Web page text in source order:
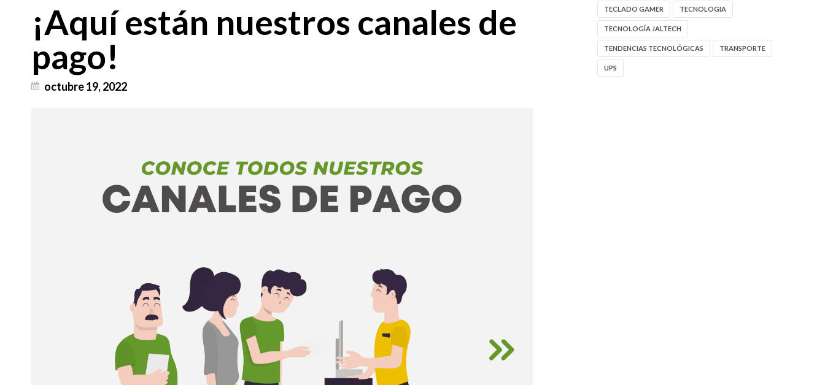
¡Aquí están nuestros canales de
pago!
octubre 19, 2022
TECLADO GAMER TECNOLOGIA
TECNOLOGÍA JALTECH
TENDENCIAS TECNOLÓGICAS TRANSPORTE
UPS